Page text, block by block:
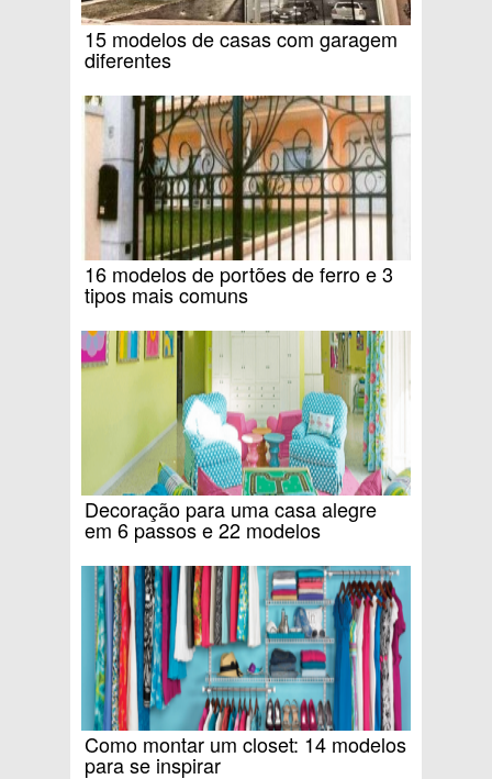
15 modelos de casas com garagem
diferentes
16 modelos de portões de ferro e 3
tipos mais comuns
Decoração para uma casa alegre
em 6 passos e 22 modelos
Como montar um closet: 14 modelos
para se inspirar